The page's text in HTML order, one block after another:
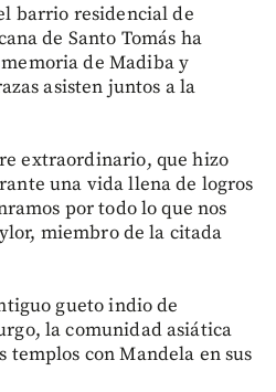
barrio residencial de
de Santo Tomás ha
de Madiba y
asisten juntos a la
extraordinario, que hizo
una vida llena de logros
por todo lo que nos
miembro de la citada
gueto indio de
la comunidad asiática
templos con Mandela en sus